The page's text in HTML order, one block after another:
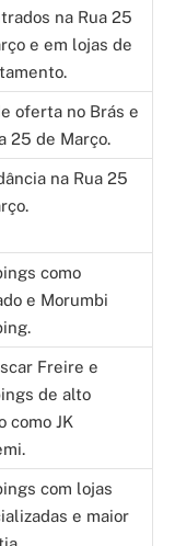
na Rua 25
e em lojas de
oferta no Brás e
25 de Março.
na Rua 25
como
e Morumbi
Freire e
de alto
como JK
com lojas
e maior